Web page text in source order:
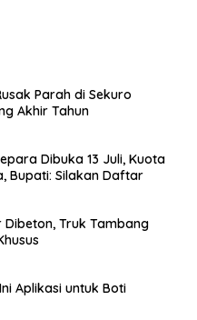
Parah di Sekuro
Akhir Tahun
Dibuka 13 Juli, Kuota
Bupati: Silakan Daftar
Dibeton, Truk Tambang
Aplikasi untuk Boti